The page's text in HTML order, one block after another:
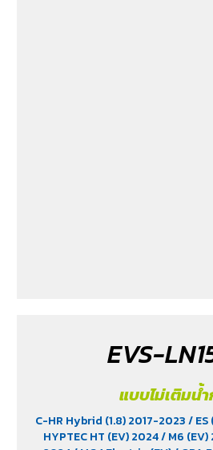
EVS-
แบบไม่เติมน้
C-HR Hybrid (1.8) 2017-2023/ ES
HYPTEC HT (EV) 2024/ M6 (EV)